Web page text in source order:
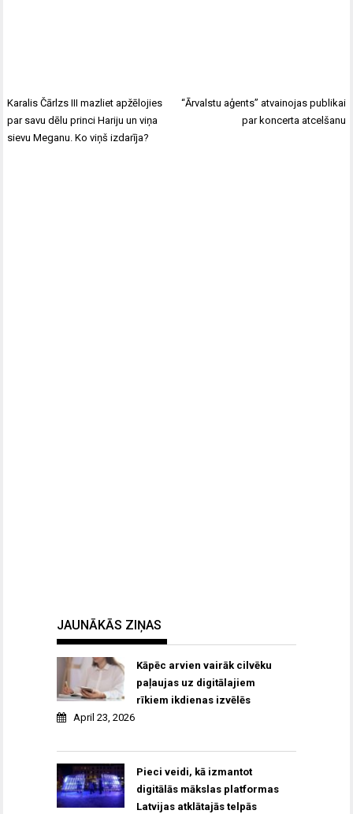
Karalis Čārlzs III mazliet apžēlojies
par savu dēlu princi Hariju un viņa
sievu Meganu. Ko viņš izdarīja?
“Ārvalstu aģents” atvainojas publikai
par koncerta atcelšanu
JAUNĀKĀS ZIŅAS
Kāpēc arvien vairāk cilvēku
paļaujas uz digitālajiem
rīkiem ikdienas izvēlēs
April 23, 2026
Pieci veidi, kā izmantot
digitālās mākslas platformas
Latvijas atklātajās telpās